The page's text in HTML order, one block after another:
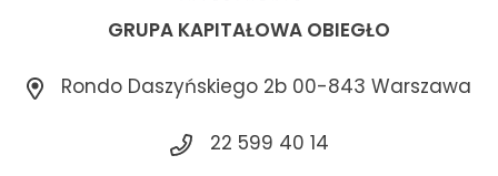
GRUPA KAPITAŁOWA OBIEGŁO
Rondo Daszyńskiego 2b 00-843 Warszawa
22 599 40 14